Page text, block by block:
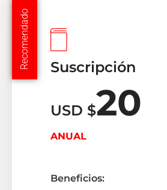
Recomendado Suscripción
USD $20
ANUAL
Beneficios: